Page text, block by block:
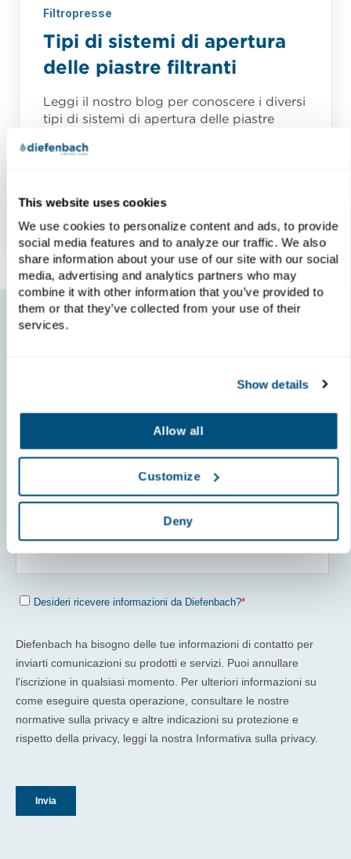
This website uses cookies
We use cookies to personalize content and ads, to provide
social media features and to analyze our traffic. We also
share information about your use of our site with our social
media, advertising and analytics partners who may
combine it with other information that you’ve provided to
them or that they’ve collected from your use of their
services.
Show details
Allow all
Customize
Deny
Filtropresse
Tipi di sistemi di apertura
delle piastre filtranti
Leggi il nostro blog per conoscere i diversi
tipi di sistemi di apertura delle piastre
l'apertura standard,...